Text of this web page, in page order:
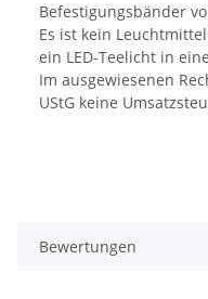
Befestigungsbänder
Es ist kein
ein LED-Teelicht in
Im ausgewiesenen
UStG keine
Bewertungen